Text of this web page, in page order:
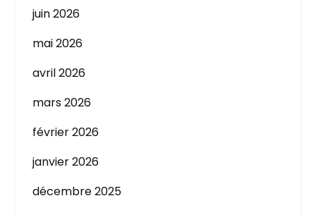
juin 2026
mai 2026
avril 2026
mars 2026
février 2026
janvier 2026
décembre 2025